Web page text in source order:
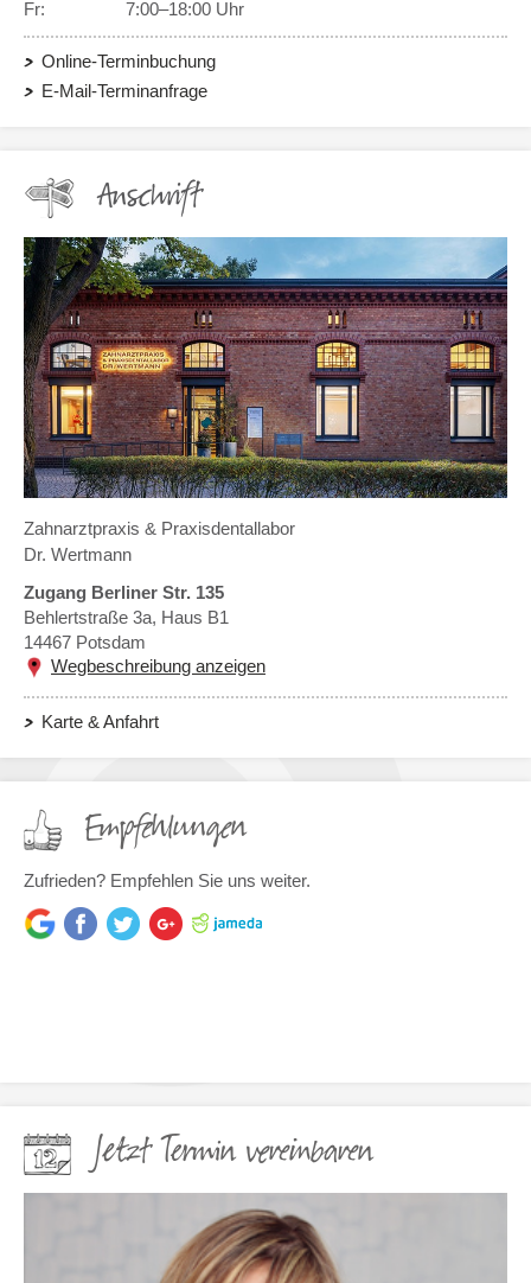
Fr: 7:00–18:00 Uhr
Online-Terminbuchung
E-Mail-Terminanfrage
Anschrift
Zahnarztpraxis & Praxisdentallabor
Dr. Wertmann
Zugang Berliner Str. 135
Behlertstraße 3a, Haus B1
14467 Potsdam
Wegbeschreibung anzeigen
Karte & Anfahrt
Empfehlungen
Zufrieden? Empfehlen Sie uns weiter.
Jetzt Termin vereinbaren